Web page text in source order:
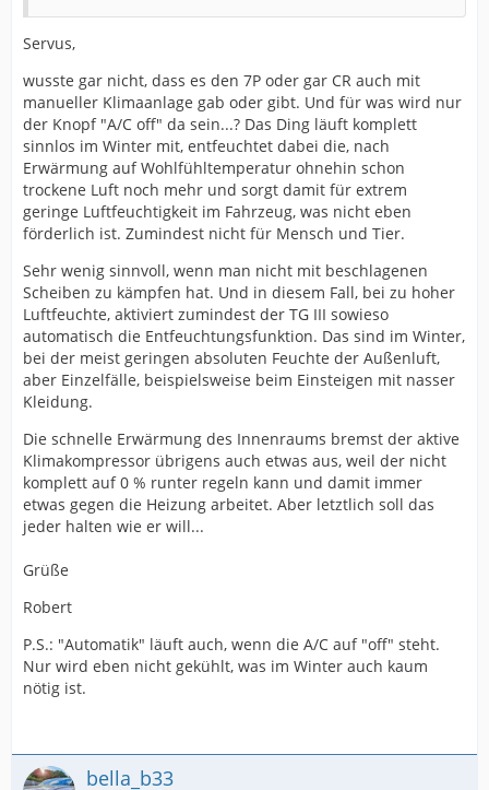
Servus,
wusste gar nicht, dass es den 7P oder gar CR auch mit
manueller Klimaanlage gab oder gibt. Und für was wird nur
der Knopf "A/C off" da sein...? Das Ding läuft komplett
sinnlos im Winter mit, entfeuchtet dabei die, nach
Erwärmung auf Wohlfühltemperatur ohnehin schon
trockene Luft noch mehr und sorgt damit für extrem
geringe Luftfeuchtigkeit im Fahrzeug, was nicht eben
förderlich ist. Zumindest nicht für Mensch und Tier.
Sehr wenig sinnvoll, wenn man nicht mit beschlagenen
Scheiben zu kämpfen hat. Und in diesem Fall, bei zu hoher
Luftfeuchte, aktiviert zumindest der TG III sowieso
automatisch die Entfeuchtungsfunktion. Das sind im Winter,
bei der meist geringen absoluten Feuchte der Außenluft,
aber Einzelfälle, beispielsweise beim Einsteigen mit nasser
Kleidung.
Die schnelle Erwärmung des Innenraums bremst der aktive
Klimakompressor übrigens auch etwas aus, weil der nicht
komplett auf 0 % runter regeln kann und damit immer
etwas gegen die Heizung arbeitet. Aber letztlich soll das
jeder halten wie er will...
Grüße
Robert
P.S.: "Automatik" läuft auch, wenn die A/C auf "off" steht.
Nur wird eben nicht gekühlt, was im Winter auch kaum
nötig ist.
bella_b33